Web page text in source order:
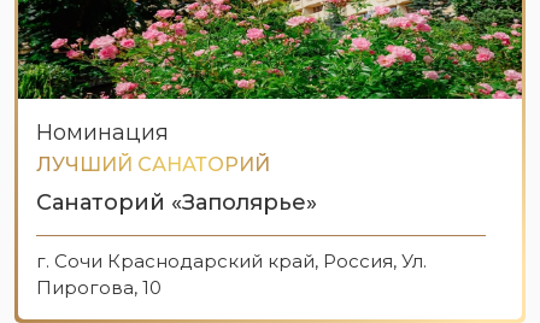
Номинация
ЛУЧШИЙ САНАТОРИЙ
Санаторий «Заполярье»
г. Сочи Краснодарский край, Россия, Ул.
Пирогова, 10